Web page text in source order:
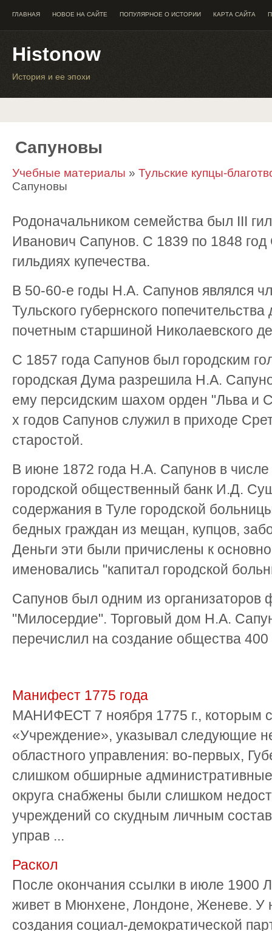
ГЛАВНАЯ НОВОЕ НА САЙТЕ ПОПУЛЯРНОЕ О ИСТОРИИ КАРТА САЙТА
Histonow
История и ее эпохи
Сапуновы
Учебные материалы » Тульские купцы-
Сапуновы
Родоначальником семейства был III
Иванович Сапунов. С 1839 по 1848
гильдиях купечества.
В 50-60-е годы Н.А. Сапунов являлся
Тульского губернского
почетным старшиной Николаевского
С 1857 года Сапунов был городским
городская Дума разрешила Н.А.
ему персидским шахом орден "Льва и
х годов Сапунов служил в приходе
старостой.
В июне 1872 года Н.А. Сапунов в
городской общественный банк И.Д.
содержания в Туле городской
бедных граждан из мещан, купцов,
Деньги эти были причислены к
именовались "капитал городской
Сапунов был одним из организаторов
"Милосердие". Торговый дом Н.А.
перечислил на создание общества
Манифест 1775 года
МАНИФЕСТ 7 ноября 1775 г., которым
«Учреждение», указывал следующие
областного управления: во-первых,
слишком обширные административные
округа снабжены были слишком
учреждений со скудным личным
управ ...
Раскол
После окончания ссылки в июле 1900
живет в Мюнхене, Лондоне, Женеве. У
создания социал-демократической